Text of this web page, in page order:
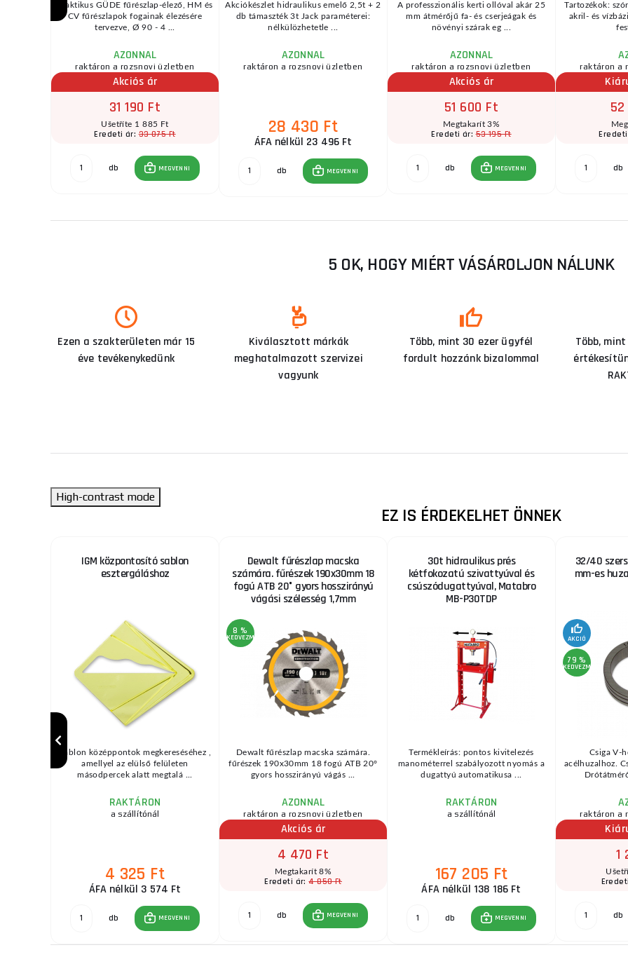
Praktikus GÜDE fűrészlap-élező, HM és
CV fűrészlapok fogainak élezésére
tervezve, Ø 90 - 4 ...
AZONNAL
raktáron a rozsnovi üzletben
Akciós ár
31 190 Ft
Ušetříte 1 885 Ft
Eredeti ár:33 075 Ft
db MEGVENNI
Akciókészlet hidraulikus emelő 2,5t + 2
db támaszték 3t Jack paraméterei:
nélkülözhetetle ...
AZONNAL
raktáron a rozsnovi üzletben
28 430 Ft
ÁFA nélkül 23 496 Ft
db MEGVENNI
A professzionális kerti ollóval akár 25
mm átmérőjű fa- és cserjeágak és
növényi szárak eg ...
AZONNAL
raktáron a rozsnovi üzletben
Akciós ár
51 600 Ft
Megtakarít 3%
Eredeti ár:53 195 Ft
db MEGVENNI
Tartozékok:
akril- és
raktáron a
db
5 OK, HOGY MIÉRT VÁSÁROLJON NÁLUNK
Ezen a szakterületen már 15
éve tevékenykedünk
Kiválasztott márkák
meghatalmazott szervizei
vagyunk
Több, mint 30 ezer ügyfél
fordult hozzánk bizalommal
Több,
High-contrast mode
EZ IS ÉRDEKELHET ÖNNEK
IGM központosító sablon
esztergáláshoz
Sablon középpontok megkereséséhez ,
amellyel az elülső felületen
másodpercek alatt megtalá ...
RAKTÁRON
a szállítónál
4 325 Ft
ÁFA nélkül 3 574 Ft
db MEGVENNI
Dewalt fűrészlap macska
számára. fűrészek 190x30mm 18
fogú ATB 20° gyors hosszirányú
vágási szélesség 1,7mm
8 %
KEDVEZMÉNY
Dewalt fűrészlap macska számára.
fűrészek 190x30mm 18 fogú ATB 20°
gyors hosszirányú vágás ...
AZONNAL
raktáron a rozsnovi üzletben
Akciós ár
4 470 Ft
Megtakarít 8%
Eredeti ár:4 850 Ft
db MEGVENNI
30t hidraulikus prés
kétfokozatú szivattyúval és
csúszódugattyúval, Matabro
MB-P30TDP
Termékleírás: pontos kivitelezés
manométerrel szabályozott nyomás a
dugattyú automatikusa ...
RAKTÁRON
a szállítónál
167 205 Ft
ÁFA nélkül 138 186 Ft
db MEGVENNI
32/40
mm-es
AKCIÓ
79 %
KEDVEZMÉNY
Csiga V-
acélhuzalhoz.
raktáron a
1
db